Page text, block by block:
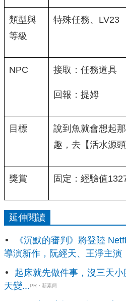
類型與
等級
特殊任務、LV23
NPC 接取：任務道具
回報：提姆
目標
說到魚就會想起
趣，去【活水源
獎賞 固定：經驗值
延伸閱讀
《沉默的審判》將登陸
導演新作，阮經天、王淨主演
起床就先做件事，沒三天
天變...PR・新素簡